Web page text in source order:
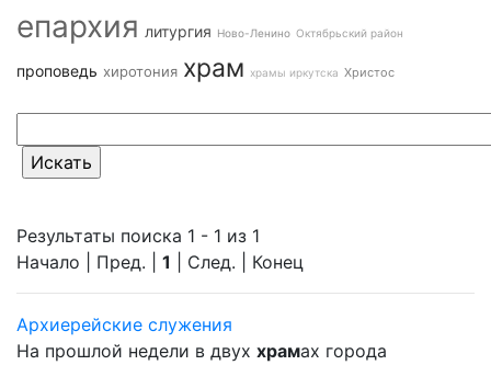
епархия литургия Ново-Ленино Октябрьский район
проповедь хиротония храм храмы иркутска Христос
Результаты поиска 1 - 1 из 1
Начало | Пред. | 1 | След. | Конец
Архиерейские служения
На прошлой недели в двух храмах города